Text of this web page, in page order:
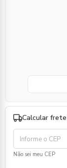
Calcular
Não sei meu CEP